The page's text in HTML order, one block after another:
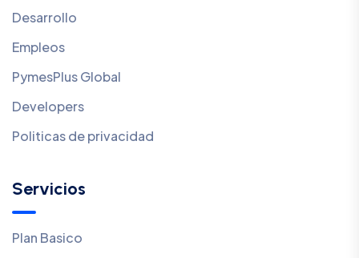
Desarrollo
Empleos
PymesPlus Global
Developers
Politicas de privacidad
Servicios
Plan Basico